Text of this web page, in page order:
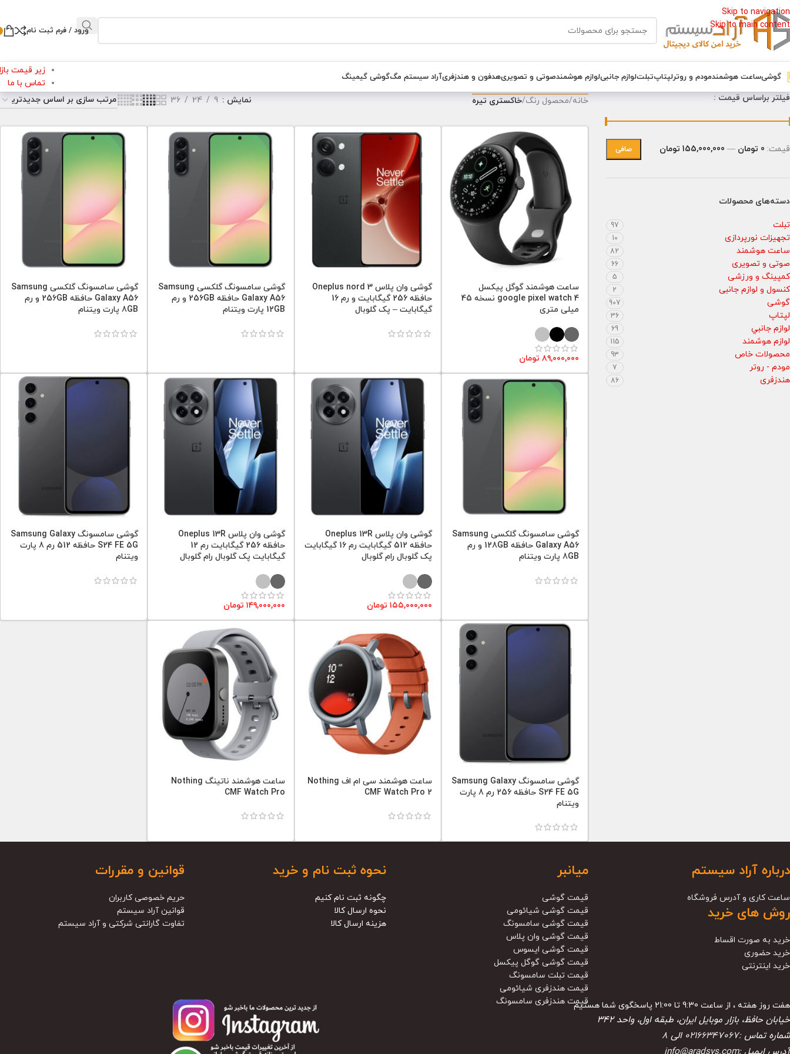
Skip to navigation
Skip to main content
ورود / فرم ثبت نام
گوشیساعت هوشمندمودم و روترلپتاپتبلتلوازم جانبیلوازم هوشمندصوتی و تصویریهدفون و هندزفریآراد سیستم مگگوشی گیمینگ
زیر قیمت
تماس با ما
فیلتر براساس قیمت :
صافی قيمت: 0 تومان — 155,000,000 تومان
دسته‌های محصولات
تبلت 97
تجهیزات نورپردازی 10
ساعت هوشمند 82
صوتی و تصویری 66
کمپینگ و ورزشی 5
کنسول و لوازم جانبی 2
گوشی 907
لپتاپ 36
لوازم جانبي 69
لوازم هوشمند 115
محصولات خاص 93
مودم - روتر 7
هندزفری 86
خانه/محصول رنگ/خاکستری تیره نمایش 9
24
36
ساعت هوشمند گوگل پیکسل
google pixel watch 4 نسخه 45
میلی متری
۸۹,۰۰۰,۰۰۰ تومان
گوشی وان پلاس Oneplus nord 3
حافظه 256 گیگابایت و رم 16
گیگابایت – پک گلوبال
گوشی سامسونگ گلکسی Samsung
Galaxy A56 حافظه 256GB و رم
12GB پارت ویتنام
گوشی سامسونگ گلکسی Samsung
Galaxy A56 حافظه 256GB و رم
8GB پارت ویتنام
گوشی سامسونگ گلکسی Samsung
Galaxy A56 حافظه 128GB و رم
8GB پارت ویتنام
گوشی وان پلاس Oneplus 13R
حافظه 512 گیگابایت رم 16 گیگابایت
پک گلوبال رام گلوبال
۱۵۵,۰۰۰,۰۰۰ تومان
گوشی وان پلاس Oneplus 13R
حافظه 256 گیگابایت رم 12
گیگابایت پک گلوبال رام گلوبال
۱۴۹,۰۰۰,۰۰۰ تومان
گوشی سامسونگ Samsung Galaxy
S24 FE 5G حافظه 512 رم 8 پارت
ویتنام
گوشی سامسونگ Samsung Galaxy
S24 FE 5G حافظه 256 رم 8 پارت
ویتنام
ساعت هوشمند سی ام اف Nothing
CMF Watch Pro 2
ساعت هوشمند ناتینگ Nothing
CMF Watch Pro
قوانین و مقررات
حریم خصوصی کاربران
قوانین آراد سیستم
تفاوت گارانتی شرکتی و آراد سیستم
نحوه ثبت نام و خرید
چگونه ثبت نام کنیم
نحوه ارسال کالا
هزینه ارسال کالا
میانبر
قیمت گوشی
قیمت گوشی شیائومی
قیمت گوشی سامسونگ
قیمت گوشی وان پلاس
قیمت گوشی ایسوس
قیمت گوشی گوگل پیکسل
قیمت تبلت سامسونگ
قیمت هندزفری شیائومی
قیمت هندزفری سامسونگ
درباره آراد سیستم
ساعت کاری و آدرس فروشگاه
روش های خرید
خرید به صورت اقساط
خرید حضوری
خرید اینترنتی
هفت روز هفته ، از ساعت 9:30 تا 21:00 پاسخگوی شما هستیم
خیابان حافظ، بازار موبایل ایران، طبقه اول، واحد ۳۴۲
شماره تماس :02166347067 الی 8